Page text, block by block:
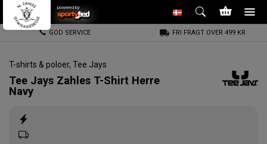
powered by
GOD SERVICE FRI FRAGT OVER 499 KR
T-shirts & poloer, Tee Jays
Tee Jays Zahles T-Shirt Herre
Navy